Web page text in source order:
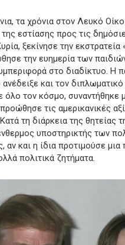
τα χρόνια στον Λευκό
εστίασης προς τις
ξεκίνησε την εκστρατεία
την ευημερία των
στο διαδίκτυο. Η
και τον
όλο τον κόσμο, συναντήθηκε
τις αμερικανικές
τη διάρκεια της θητείας
υποστηρικτής των
αν και η ίδια προτιμούσε μια
πολιτικά ζητήματα.